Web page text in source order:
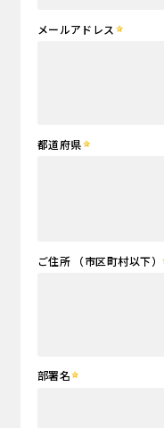
メールアドレス
都道府県
ご住所 （市区町村以下）
部署名